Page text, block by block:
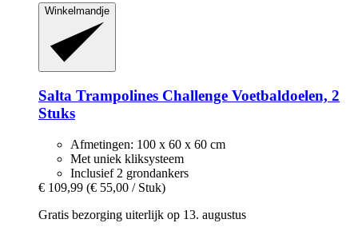
Winkelmandje
Salta Trampolines Challenge Voetbaldoelen, 2
Stuks
Afmetingen: 100 x 60 x 60 cm
Met uniek kliksysteem
Inclusief 2 grondankers
€ 109,99 (€ 55,00 / Stuk)
Gratis bezorging uiterlijk op 13. augustus